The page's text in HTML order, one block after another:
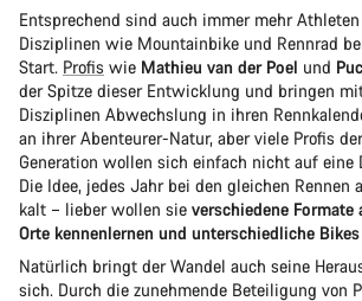
Entsprechend sind auch immer mehr
Disziplinen wie Mountainbike und Rennrad
Start. Profis wie Mathieu van der Poel und
der Spitze dieser Entwicklung und bringen
Disziplinen Abwechslung in ihren
an ihrer Abenteurer-Natur, aber viele Profis
Generation wollen sich einfach nicht auf eine
Die Idee, jedes Jahr bei den gleichen Rennen
kalt – lieber wollen sie verschiedene Formate
Orte kennenlernen und unterschiedliche
Natürlich bringt der Wandel auch seine
sich. Durch die zunehmende Beteiligung von